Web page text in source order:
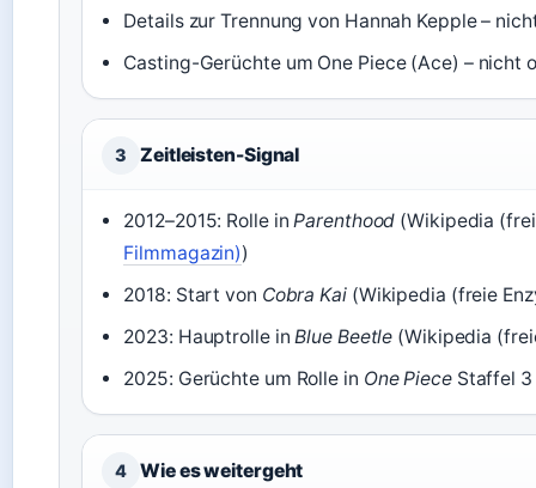
Details zur Trennung von Hannah Kepple –
Casting-Gerüchte um One Piece (Ace) – nicht
3 Zeitleisten-Signal
2012–2015: Rolle inParenthood (Wikipedia
Filmmagazin))
2018: Start von Cobra Kai(Wikipedia (freie
2023: Hauptrolle inBlue Beetle (Wikipedia
2025: Gerüchte um Rolle in One PieceStaffel 3
4 Wie es weitergeht